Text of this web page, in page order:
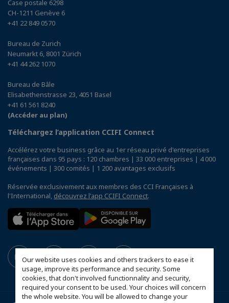
Our website uses cookies and others trackers to ease it
usage, improve its performance and security. Some
cookies, that don't involved functionnality and security,
required your consent to be used. Your choices will concern
the whole website. You will be allowed to change your
Case postale 6298
CH-1211 Genève 6
+41 22 849 0570
Bureau de Zurich
Neumarkt 6, 8001 Zürich
+41 44 262 1070
Bureau de Bâle
Elisabethenstrasse 23, 4051 Basel
+41 61 561 8240
(Accéder au plan)
Téléchargez l’application CCIFI Connect
Accélérez votre business grâce au 1er réseau privé d'entreprises
françaises dans 95 pays : 120 chambres | 33 000 entreprises | 4 000
événements | 300 comités | 1 200 avantages exclusifs
Réservée exclusivement aux membres des CCI Françaises à
l'International, découvrez l'app CCIFI Connect.